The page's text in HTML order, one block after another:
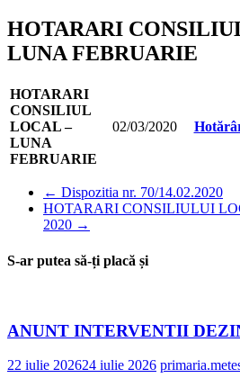
HOTARARI
LUNA FEBRUARIE
HOTARARI
CONSILIUL
LOCAL –
LUNA
FEBRUARIE
02/03/2020
← Dispozitia nr. 70/14.02.2020
HOTARARI CONSILIULUI
2020 →
S-ar putea să-ți placă și
ANUNT INTERVENTII
22 iulie 202624 iulie 2026